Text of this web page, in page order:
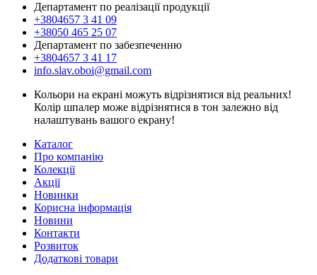
Департамент по реалізації продукції
+3804657 3 41 09
+38050 465 25 07
Департамент по забезпеченню
+3804657 3 41 17
info.slav.oboi@gmail.com
Кольори на екрані можуть відрізнятися від реальних!
Колір шпалер може відрізнятися в тон залежно від
налаштувань вашого екрану!
Каталог
Про компанію
Колекції
Акції
Новинки
Корисна інформація
Новини
Контакти
Розвиток
Додаткові товари